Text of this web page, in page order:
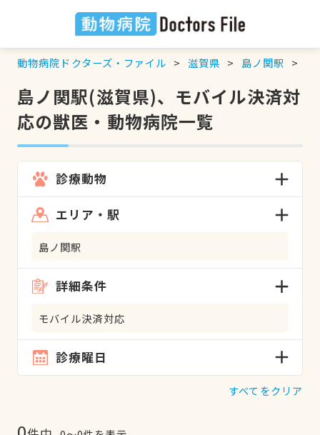
動物病院ドクターズ・ファイル 滋賀県 島ノ関駅
島ノ関駅(滋賀県)、モバイル決済対
応の獣医・動物病院一覧
診療動物
エリア・駅
島ノ関駅
詳細条件
モバイル決済対応
診療曜日
すべてをクリア